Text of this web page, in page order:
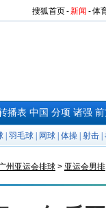
搜狐首页-新闻 -体
播表 中国 分项 诸强
羽毛球 网球 体操 射击
州亚运会排球 > 亚运会男排